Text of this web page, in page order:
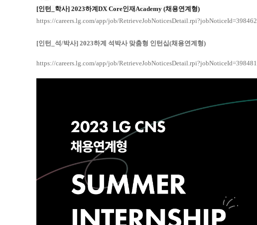
[인턴_학사] 2023하계DX Core인재Academy (채용연계형)
https://careers.lg.com/app/job/RetrieveJobNoticesDetail.rpi?jobNoticeId=398462
[인턴_석/박사] 2023하계 석박사 맞춤형 인턴십(채용연계형)
https://careers.lg.com/app/job/RetrieveJobNoticesDetail.rpi?jobNoticeId=398481